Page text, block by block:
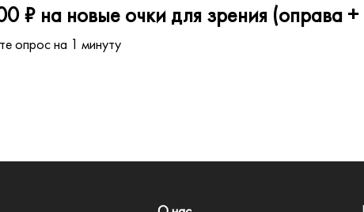
₽ на новые очки для зрения (оправа
опрос на 1 минуту